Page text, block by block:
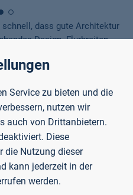
dass gute Architektur
Design. Flurbreiten,
im Hochschulalltag meist
keine Gedanken“,
hinter die Kulissen machte
verschiedenen
Gebäuden und
um herauszufinden,
Service zu bieten und die
nutzen wir
auch von Drittanbietern.
Diese
die Nutzung dieser
kann jederzeit in der
werden.